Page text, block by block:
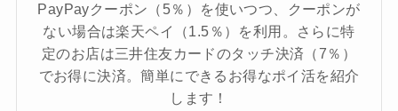
PayPayクーポン（5％）を使いつつ、クーポンが
ない場合は楽天ペイ（1.5％）を利用。さらに特
定のお店は三井住友カードのタッチ決済（7％）
でお得に決済。簡単にできるお得なポイ活を紹介
します！